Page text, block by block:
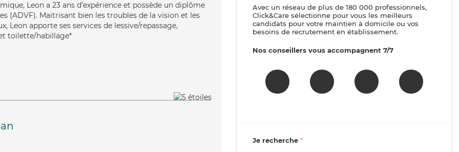
Leon a 23 ans d'expérience et possède un diplôme
(ADVF). Maitrisant bien les troubles de la vision et les
Leon apporte ses services de lessive/repassage,
toilette/habillage*
Avec un réseau de plus de 180 000 professionnels,
Click&Care sélectionne pour vous les meilleurs
candidats pour votre maintien à domicile ou vos
besoins de recrutement en établissement.
Nos conseillers vous accompagnent 7/7
Je recherche